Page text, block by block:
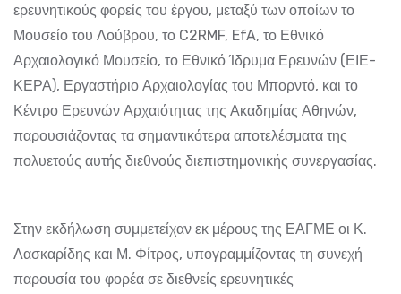
ερευνητικούς φορείς του έργου, μεταξύ των οποίων το
Μουσείο του Λούβρου, το C2RMF, EfA, το Εθνικό
Αρχαιολογικό Μουσείο, το Εθνικό Ίδρυμα Ερευνών (ΕΙΕ-
ΚΕΡΑ), Εργαστήριο Αρχαιολογίας του Μπορντό, και το
Κέντρο Ερευνών Αρχαιότητας της Ακαδημίας Αθηνών,
παρουσιάζοντας τα σημαντικότερα αποτελέσματα της
πολυετούς αυτής διεθνούς διεπιστημονικής συνεργασίας.
Στην εκδήλωση συμμετείχαν εκ μέρους της ΕΑΓΜΕ οι Κ.
Λασκαρίδης και Μ. Φίτρος, υπογραμμίζοντας τη συνεχή
παρουσία του φορέα σε διεθνείς ερευνητικές